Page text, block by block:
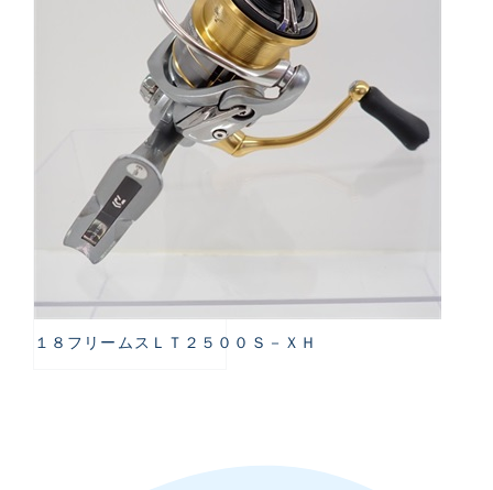
１８フリームスＬＴ２５００Ｓ－ＸＨ